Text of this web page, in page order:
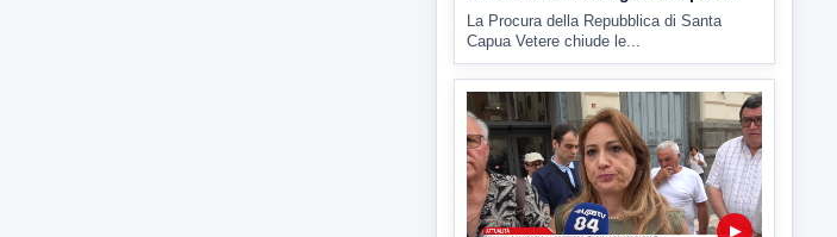
6 AGOSTO 2026 CRONACA
"Sistema Caprio", Procura S.Maria
CV chiede rinvio a giudizio per 54
La Procura della Repubblica di Santa
Capua Vetere chiude le...